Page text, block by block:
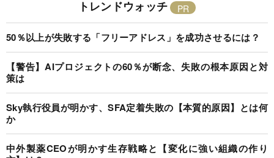
トレンドウォッチ
50％以上が失敗する「フリーアドレス」を成功させるには？
【警告】AIプロジェクトの60％が断念、失敗の根本原因と対
策は
Sky執行役員が明かす、SFA定着失敗の【本質的原因】とは何
か
中外製薬CEOが明かす生存戦略と【変化に強い組織の作り